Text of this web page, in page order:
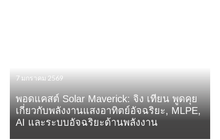
7 มกราคม 2569
พอดแคสต์ Solar Maverick: จิง เทียน พูดคุย
เกี่ยวกับพลังงานแสงอาทิตย์อัจฉริยะ, MLPE,
AI และระบบอัจฉริยะด้านพลังงาน